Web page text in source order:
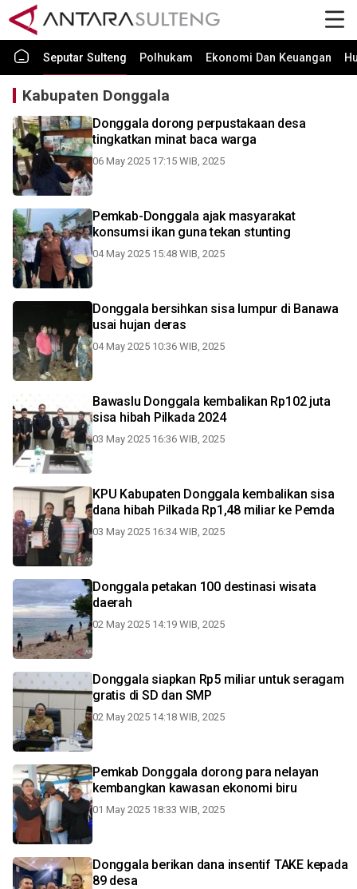
Seputar Sulteng Polhukam Ekonomi Dan Keuangan
Kabupaten Donggala
Donggala dorong perpustakaan desa
tingkatkan minat baca warga
06 May 2025 17:15 WIB, 2025
Pemkab-Donggala ajak masyarakat
konsumsi ikan guna tekan stunting
04 May 2025 15:48 WIB, 2025
Donggala bersihkan sisa lumpur di Banawa
usai hujan deras
04 May 2025 10:36 WIB, 2025
Bawaslu Donggala kembalikan Rp102 juta
sisa hibah Pilkada 2024
03 May 2025 16:36 WIB, 2025
KPU Kabupaten Donggala kembalikan sisa
dana hibah Pilkada Rp1,48 miliar ke Pemda
03 May 2025 16:34 WIB, 2025
Donggala petakan 100 destinasi wisata
daerah
02 May 2025 14:19 WIB, 2025
Donggala siapkan Rp5 miliar untuk seragam
gratis di SD dan SMP
02 May 2025 14:18 WIB, 2025
Pemkab Donggala dorong para nelayan
kembangkan kawasan ekonomi biru
01 May 2025 18:33 WIB, 2025
Donggala berikan dana insentif TAKE kepada
89 desa